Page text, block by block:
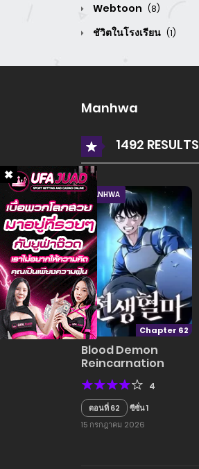
Webtoon (8)
ชัวิตในโรงเรียน (1)
Manhwa
1492 RESULTS
Chapter 62
MANHWA
Blood Demon
Reincarnation
4
ตอนที่ 62
ซีซั่น 1
15 กรกฎาคม 2026